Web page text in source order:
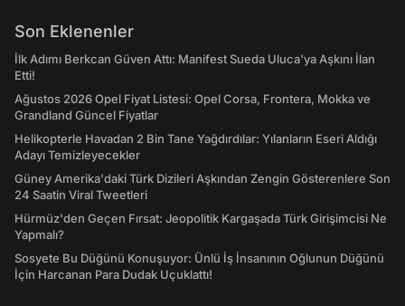
Son Eklenenler
İlk Adımı Berkcan Güven Attı: Manifest Sueda Uluca'ya Aşkını İlan
Etti!
Ağustos 2026 Opel Fiyat Listesi: Opel Corsa, Frontera, Mokka ve
Grandland Güncel Fiyatlar
Helikopterle Havadan 2 Bin Tane Yağdırdılar: Yılanların Eseri Aldığı
Adayı Temizleyecekler
Güney Amerika'daki Türk Dizileri Aşkından Zengin Gösterenlere Son
24 Saatin Viral Tweetleri
Hürmüz'den Geçen Fırsat: Jeopolitik Kargaşada Türk Girişimcisi Ne
Yapmalı?
Sosyete Bu Düğünü Konuşuyor: Ünlü İş İnsanının Oğlunun Düğünü
İçin Harcanan Para Dudak Uçuklattı!